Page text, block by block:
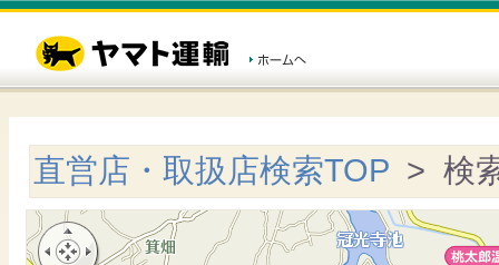
直営店・取扱店検索TOP > 検